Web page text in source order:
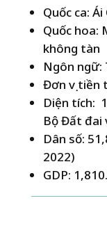
Quốc ca:
Quốc hoa:
không tàn
Ngôn ngữ:
Đơn vị tiền
Diện tích:
Bộ Đất đai
Dân số:
2022)
GDP: